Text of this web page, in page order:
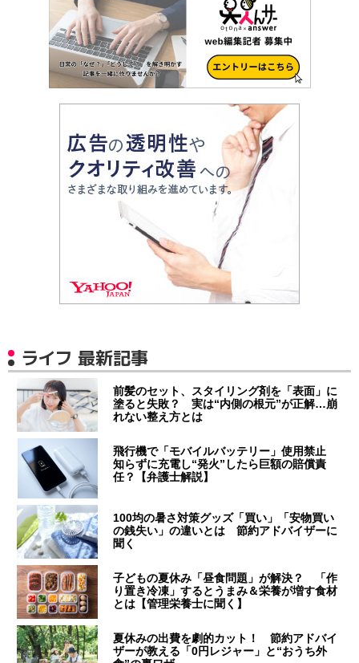
ライフ 最新記事
前髪のセット、スタイリング剤を「表面」に
塗ると失敗？ 実は“内側の根元”が正解…崩
れない整え方とは
飛行機で「モバイルバッテリー」使用禁止
知らずに充電し“発火”したら巨額の賠償責
任？【弁護士解説】
100均の暑さ対策グッズ「買い」「安物買い
の銭失い」の違いとは 節約アドバイザーに
聞く
子どもの夏休み「昼食問題」が解決？ 「作
り置き冷凍」するとうまみ＆栄養が増す食材
とは【管理栄養士に聞く】
夏休みの出費を劇的カット！ 節約アドバイ
ザーが教える「0円レジャー」と“おうち外